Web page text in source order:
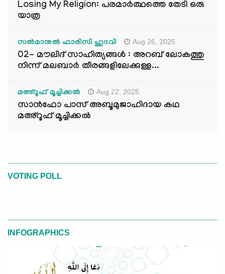
Losing My Religion: പരമാർത്ഥത്തെ തേടി ഒരു
യാത്ര
സൽമാനുൽ ഫാരിസി ഹുദവി Aug 26, 2025
02- മൗലിദ് സാഹിത്യങ്ങൾ : അറബ് ലോകത്തു
നിന്ന് മലബാർ തീരങ്ങളിലേക്കുള്ള...
മഅ്റൂഫ് മൂച്ചിക്കല്‍ Aug 22, 2025
സാൻഫോ പാസ് അബൂമുജാഹിദായ കഥ
മഅ്റൂഫ് മൂച്ചിക്കല്‍
VOTING POLL
INFOGRAPHICS